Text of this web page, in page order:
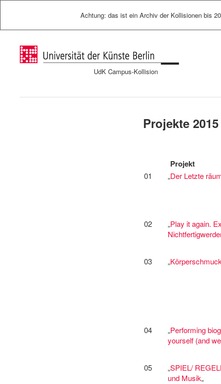
Achtung: das ist ein Archiv der Kollisionen bis
UdK Campus-Kollision
Projekte 2015
Projekt
01 „Der Letzte
02 „Play it again.
03 „
04 „Performing
yourself (and
05 „SPIEL/
und Musik„